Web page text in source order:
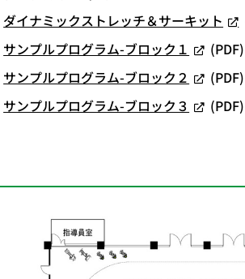
ダイナミックストレッチ＆サーキット
サンプルプログラム-ブロック１
(PDF)
サンプルプログラム-ブロック２
(PDF)
サンプルプログラム-ブロック３
(PDF)